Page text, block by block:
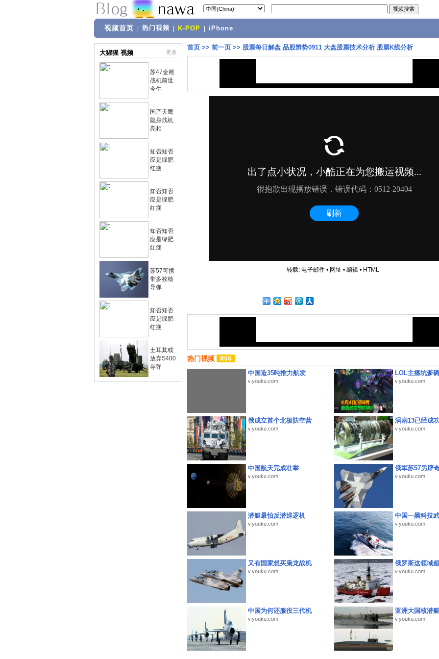
视频首页 热门视频 K-POP iPhone
大猩猩 视频 更多
苏47金雕
战机前世
今生
国产天鹰
隐身战机
亮相
知否知否
应是绿肥
红瘦
知否知否
应是绿肥
红瘦
知否知否
应是绿肥
红瘦
苏57可携
带多枚核
导弹
知否知否
应是绿肥
红瘦
土耳其或
放弃S400
导弹
首页 >> 前一页 >> 股票每日解盘 品股辨势0911 大盘股票技术分析 股票K线分析
转载: 电子邮件• 网址 • 编辑• HTML
热门视频
中国造35吨推力航发
v.youku.com
LOL主播坑爹
v.youku.com
俄成立首个北极防空营
v.youku.com
涡扇13已经成
v.youku.com
中国航天完成壮举
v.youku.com
俄军苏57另辟
v.youku.com
潜艇最怕反潜巡逻机
v.youku.com
中国一黑科技
v.youku.com
又有国家想买枭龙战机
v.youku.com
俄罗斯这领域
v.youku.com
中国为何还服役三代机
v.youku.com
亚洲大国核潜
v.youku.com